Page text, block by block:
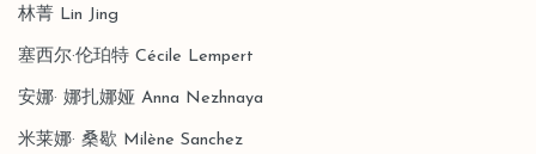
林菁 Lin Jing
塞西尔·伦珀特 Cécile Lempert
安娜· 娜扎娜娅 Anna Nezhnaya
米莱娜· 桑歇 Milène Sanchez